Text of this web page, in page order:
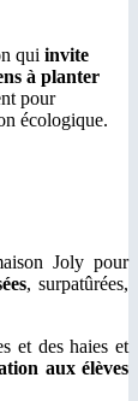
qui invite
à planter
pour
écologique.
Joly pour
, surpatûrées,
et des haies et
aux élèves